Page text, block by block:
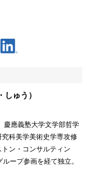
しゅう）
慶應義塾大学文学部哲学
科美学美術史学専攻修
ン・コンサルティン
ープ参画を経て独立。